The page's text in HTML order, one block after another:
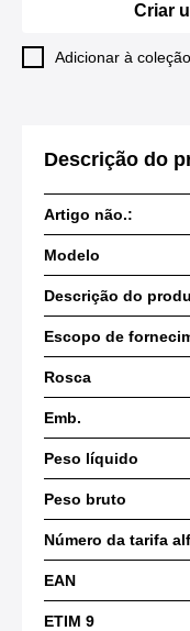
Criar
Adicionar à
Descrição do
Artigo não.:
Modelo
Descrição do
Escopo de
Rosca
Emb.
Peso líquido
Peso bruto
Número da tarifa
EAN
ETIM 9